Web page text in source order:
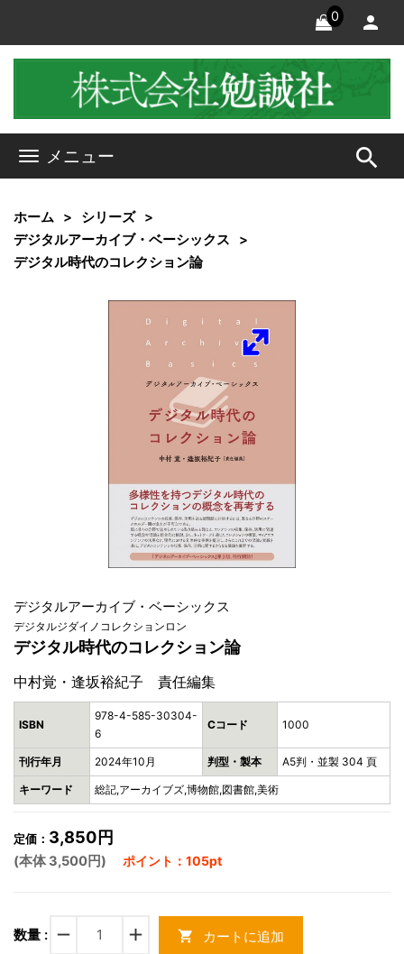
0
メニュー search
ホーム
シリーズ
デジタルアーカイブ・ベーシックス
デジタル時代のコレクション論
デジタルアーカイブ・ベーシックス
デジタルジダイノコレクションロン
デジタル時代のコレクション論
中村覚・逢坂裕紀子 責任編集
ISBN
978-4-585-30304-
6
Cコード 1000
刊行年月 2024年10月 判型・製本 A5判・並製 304 頁
キーワード 総記,アーカイブズ,博物館,図書館,美術
定価： 3,850円
(本体 3,500円) ポイント：105pt
数量 : remove add shopping_cart カートに追加